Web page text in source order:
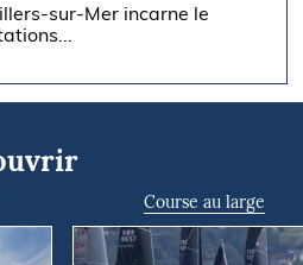
sur-Mer incarne le
Course au large